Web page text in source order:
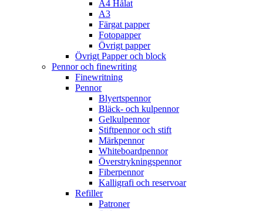
A4 Hålat
A3
Färgat papper
Fotopapper
Övrigt papper
Övrigt Papper och block
Pennor och finewriting
Finewritning
Pennor
Blyertspennor
Bläck- och kulpennor
Gelkulpennor
Stiftpennor och stift
Märkpennor
Whiteboardpennor
Överstrykningspennor
Fiberpennor
Kalligrafi och reservoar
Refiller
Patroner